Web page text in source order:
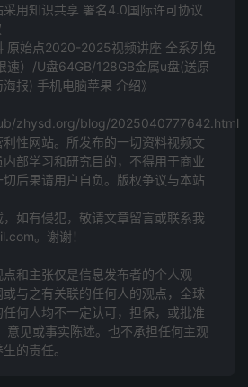
256/512GB金属u盘(送原
海报)手机电脑苹果
视频讲座 OTG U盘64GB金属u盘
机电脑 最新视频讲座及资料 MP4
以上的，减10块。
区及海外运费另外加。
wiki/docs/html/64GBU.
元 。
用知识共享 署名4.0国际许可协议
原始点2020-2025视频讲座 全系列免
速）/U盘64GB/128GB金属u盘(送原
报) 手机电脑苹果 介绍》
zhysd.org/blog/2025040777642.html
性网站。所发布的一切资料视频文
部学习和研究目的，不得用于商业
后果请用户自负。版权争议与本站
如有侵犯，敬请文章留言或联系我
。谢谢！
和主张仅是信息发布者的个人观
与之有关联的任何人的观点，全球
何人均不一定认可，担保，或批准
意见或事实陈述。也不承担任何主观
的责任。